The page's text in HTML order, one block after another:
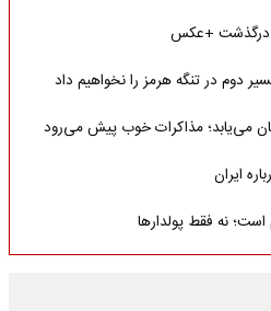
درگذشت +عکس
دوم در تنگه هرمز را نخواهیم داد
می‌یابد؛ مذاکرات خوب پیش می‌رود
ایران
نه فقط پولدارها